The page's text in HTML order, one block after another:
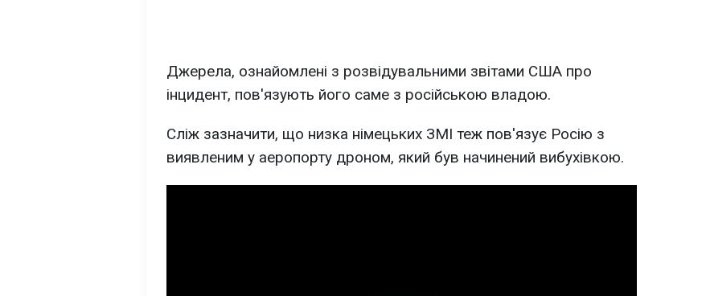
Джерела, ознайомлені з розвідувальними звітами США про
інцидент, пов'язують його саме з російською владою.
Сліж зазначити, що низка німецьких ЗМІ теж пов'язує Росію з
виявленим у аеропорту дроном, який був начинений вибухівкою.